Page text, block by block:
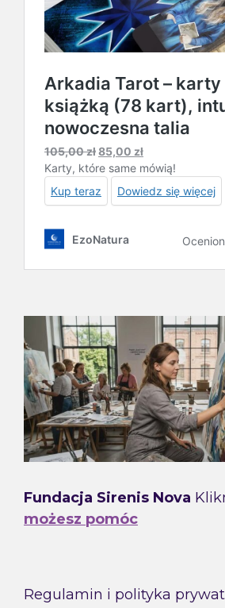
Fundacja Sirenis Nova
możesz pomóc
Regulamin i polityka